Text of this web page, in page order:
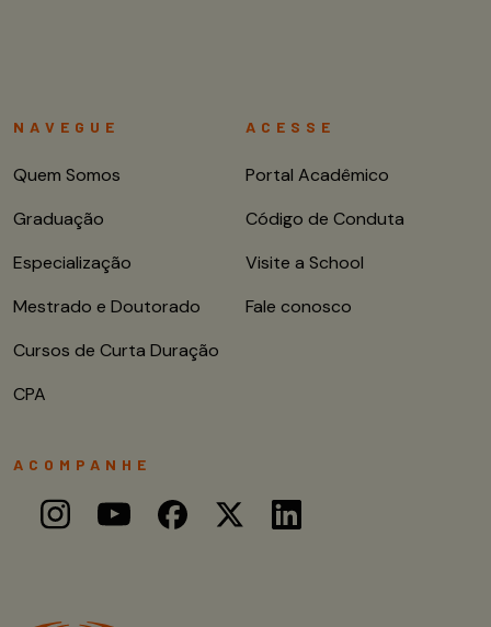
NAVEGUE
Quem Somos
Graduação
Especialização
Mestrado e Doutorado
Cursos de Curta Duração
CPA
ACESSE
Portal Acadêmico
Código de Conduta
Visite a School
Fale conosco
ACOMPANHE